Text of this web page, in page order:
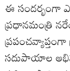
ఈ సందర్భంగా
ప్రధానమంత్రి
సదుపాయాల